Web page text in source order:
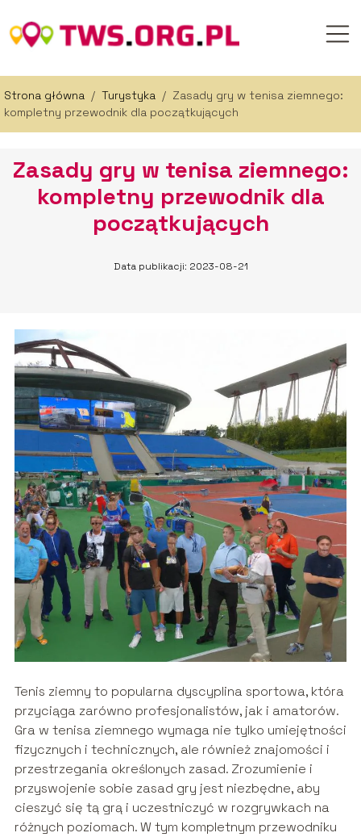
Strona główna / Turystyka / Zasady gry w tenisa ziemnego:
kompletny przewodnik dla początkujących
Zasady gry w tenisa ziemnego:
kompletny przewodnik dla
początkujących
Data publikacji: 2023-08-21
Tenis ziemny to popularna dyscyplina sportowa, która
przyciąga zarówno profesjonalistów, jak i amatorów.
Gra w tenisa ziemnego wymaga nie tylko umiejętności
fizycznych i technicznych, ale również znajomości i
przestrzegania określonych zasad. Zrozumienie i
przyswojenie sobie zasad gry jest niezbędne, aby
cieszyć się tą grą i uczestniczyć w rozgrywkach na
różnych poziomach. W tym kompletnym przewodniku